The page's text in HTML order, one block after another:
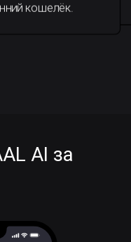
кошелёк.
AI за